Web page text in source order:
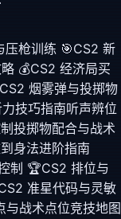
压枪训练 🎯CS2 新
💰CS2 经济局买
CS2 烟雾弹与投掷物
技巧指南听声辨位
投掷物配合与战术
身法进阶指南
制 🏆CS2 排位与
准星代码与灵敏
与战术点位竞技地图